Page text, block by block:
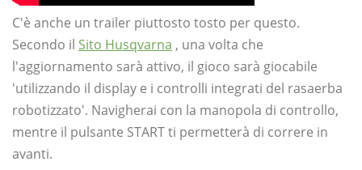
C'è anche un trailer piuttosto tosto per questo.
Secondo il Sito Husqvarna , una volta che
l'aggiornamento sarà attivo, il gioco sarà giocabile
'utilizzando il display e i controlli integrati del rasaerba
robotizzato'. Navigherai con la manopola di controllo,
mentre il pulsante START ti permetterà di correre in
avanti.